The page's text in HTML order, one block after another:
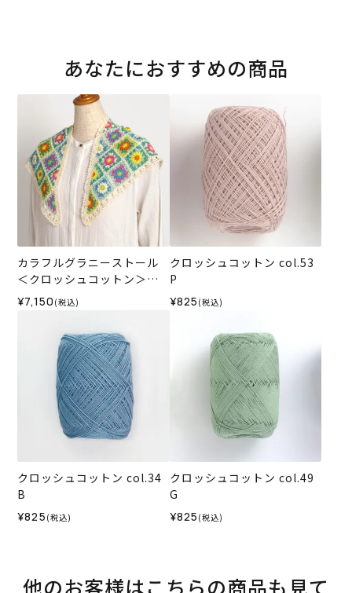
あなたにおすすめの商品
カラフルグラニーストール
＜クロッシュコットン＞
（編み物 材料セット）
¥7,150 (税込)
クロッシュコットン col.53
P
¥825 (税込)
クロッシュコットン col.34
B
¥825 (税込)
クロッシュコットン col.49
G
¥825 (税込)
他のお客様はこちらの商品も見て